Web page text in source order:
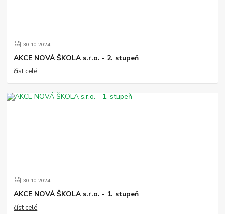
30.10.2024
AKCE NOVÁ ŠKOLA s.r.o. - 2. stupeň
číst celé
30.10.2024
AKCE NOVÁ ŠKOLA s.r.o. - 1. stupeň
číst celé